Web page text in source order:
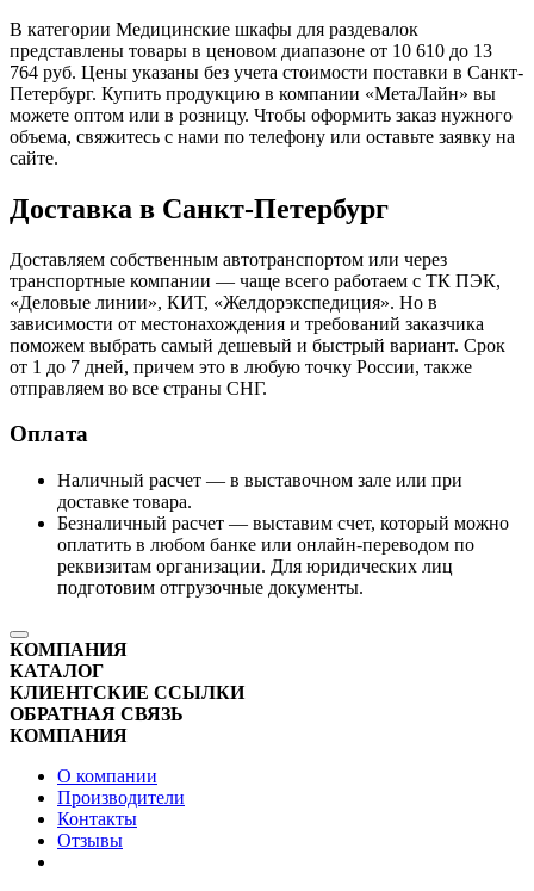
В категории Медицинские шкафы для раздевалок
представлены товары в ценовом диапазоне от 10 610 до 13
764 руб. Цены указаны без учета стоимости поставки в Санкт-
Петербург. Купить продукцию в компании «МетаЛайн» вы
можете оптом или в розницу. Чтобы оформить заказ нужного
объема, свяжитесь с нами по телефону или оставьте заявку на
сайте.
Доставка в Санкт-Петербург
Доставляем собственным автотранспортом или через
транспортные компании — чаще всего работаем с ТК ПЭК,
«Деловые линии», КИТ, «Желдорэкспедиция». Но в
зависимости от местонахождения и требований заказчика
поможем выбрать самый дешевый и быстрый вариант. Срок
от 1 до 7 дней, причем это в любую точку России, также
отправляем во все страны СНГ.
Оплата
Наличный расчет — в выставочном зале или при
доставке товара.
Безналичный расчет — выставим счет, который можно
оплатить в любом банке или онлайн-переводом по
реквизитам организации. Для юридических лиц
подготовим отгрузочные документы.
КОМПАНИЯ
КАТАЛОГ
КЛИЕНТСКИЕ ССЫЛКИ
ОБРАТНАЯ СВЯЗЬ
КОМПАНИЯ
О компании
Производители
Контакты
Отзывы